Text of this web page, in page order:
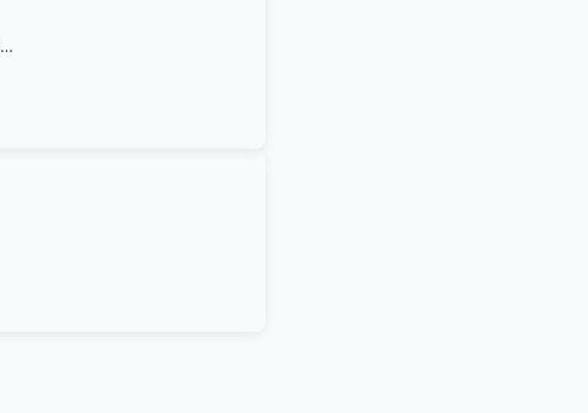
76 Rue de Belleville, 75020, Paris, Région Île-de-France